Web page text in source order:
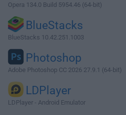
Opera 134.0 Build 5954.46 (64-bit)
BlueStacks
BlueStacks 10.42.251.1003
Photoshop
Adobe Photoshop CC 2026 27.9.1 (64-bit)
LDPlayer
LDPlayer - Android Emulator